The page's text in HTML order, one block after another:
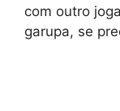
com outro
garupa, se